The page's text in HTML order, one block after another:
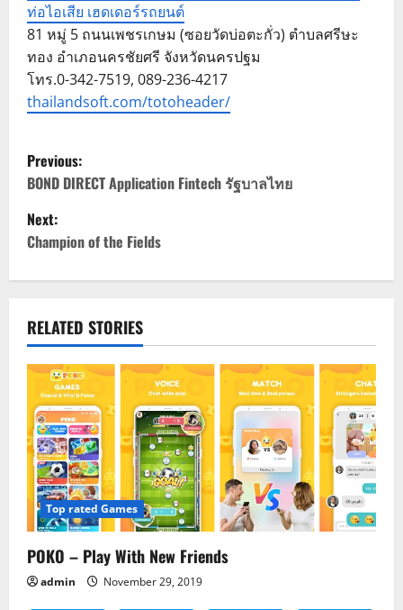
ท่อไอเสีย เฮดเดอร์รถยนต์
81 หมู่ 5 ถนนเพชรเกษม (ซอยวัดบ่อตะกั่ว) ตำบลศรีษะ
ทอง อำเภอนครชัยศรี จังหวัดนครปฐม
โทร.0-342-7519, 089-236-4217
thailandsoft.com/totoheader/
P
o
s
a
v
i
g
a
t
i
Previous:
BOND DIRECT Application Fintech รัฐบาลไทย
Next:
Champion of the Fields
RELATED STORIES
Top rated Games
POKO – Play With New Friends
admin November 29, 2019